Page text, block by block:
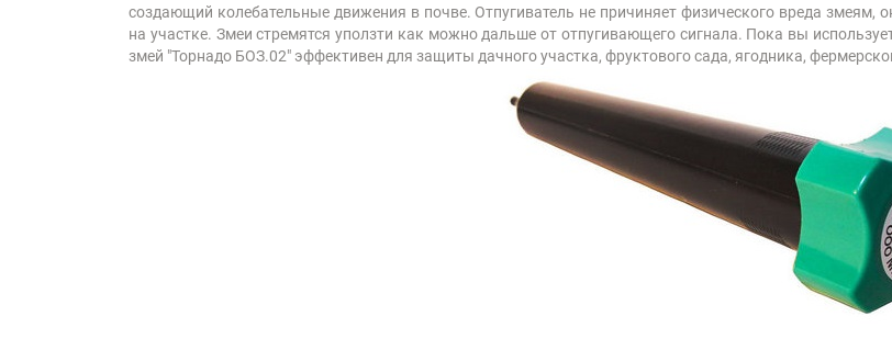
создающий колебательные движения в почве. Отпугиватель не причиняет физического вреда змеям,
на участке. Змеи стремятся уползти как можно дальше от отпугивающего сигнала. Пока вы
змей "Торнадо БОЗ.02" эффективен для защиты дачного участка, фруктового сада, ягодника,